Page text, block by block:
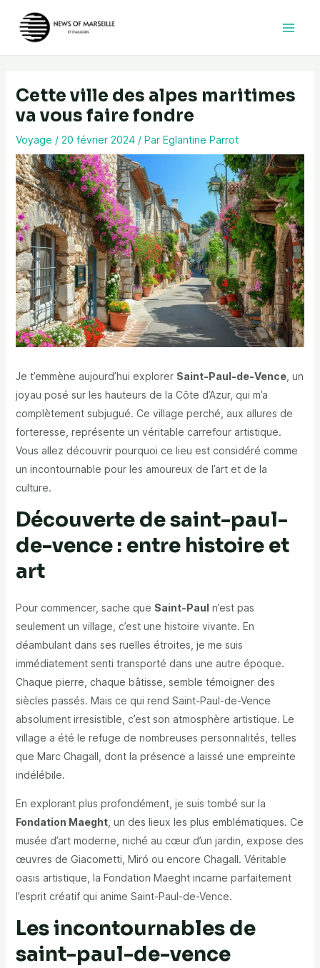
contenu
Cette ville des alpes maritimes
va vous faire fondre
Voyage / 20 février 2024 / Par Eglantine Parrot
Je t’emmène aujourd’hui explorer Saint-Paul-de-Vence, un
joyau posé sur les hauteurs de la Côte d’Azur, qui m’a
complètement subjugué. Ce village perché, aux allures de
forteresse, représente un véritable carrefour artistique.
Vous allez découvrir pourquoi ce lieu est considéré comme
un incontournable pour les amoureux de l’art et de la
culture.
Découverte de saint-paul-
de-vence : entre histoire et
art
Pour commencer, sache que Saint-Pauln’est pas
seulement un village, c’est une histoire vivante. En
déambulant dans ses ruelles étroites, je me suis
immédiatement senti transporté dans une autre époque.
Chaque pierre, chaque bâtisse, semble témoigner des
siècles passés. Mais ce qui rend Saint-Paul-de-Vence
absolument irresistible, c’est son atmosphère artistique. Le
village a été le refuge de nombreuses personnalités, telles
que Marc Chagall, dont la présence a laissé une empreinte
indélébile.
En explorant plus profondément, je suis tombé sur la
Fondation Maeght, un des lieux les plus emblématiques. Ce
musée d’art moderne, niché au cœur d’un jardin, expose des
œuvres de Giacometti, Miró ou encore Chagall. Véritable
oasis artistique, la Fondation Maeght incarne parfaitement
l’esprit créatif qui anime Saint-Paul-de-Vence.
Les incontournables de
saint-paul-de-vence